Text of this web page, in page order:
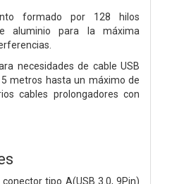
formado por 128 hilos
aluminio para la máxima
necesidades de cable USB
metros hasta un máximo de
cables prolongadores con
conector tipo A(USB 3.0, 9Pin)